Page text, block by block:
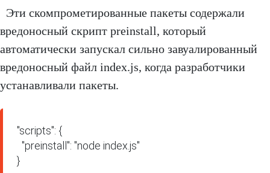
Эти скомпрометированные пакеты содержали
вредоносный скрипт preinstall, который
автоматически запускал сильно завуалированный
вредоносный файл index.js, когда разработчики
устанавливали пакеты.
"scripts": {
  "preinstall": "node index.js"
}